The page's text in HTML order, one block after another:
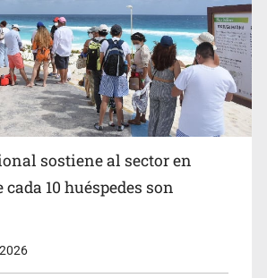
como la más bella de 2026 en People
sostiene al sector en
cada 10 huéspedes son